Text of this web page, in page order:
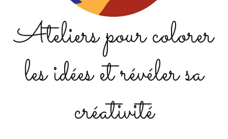
Ateliers pour colorer
les idées et révéler sa
créativité